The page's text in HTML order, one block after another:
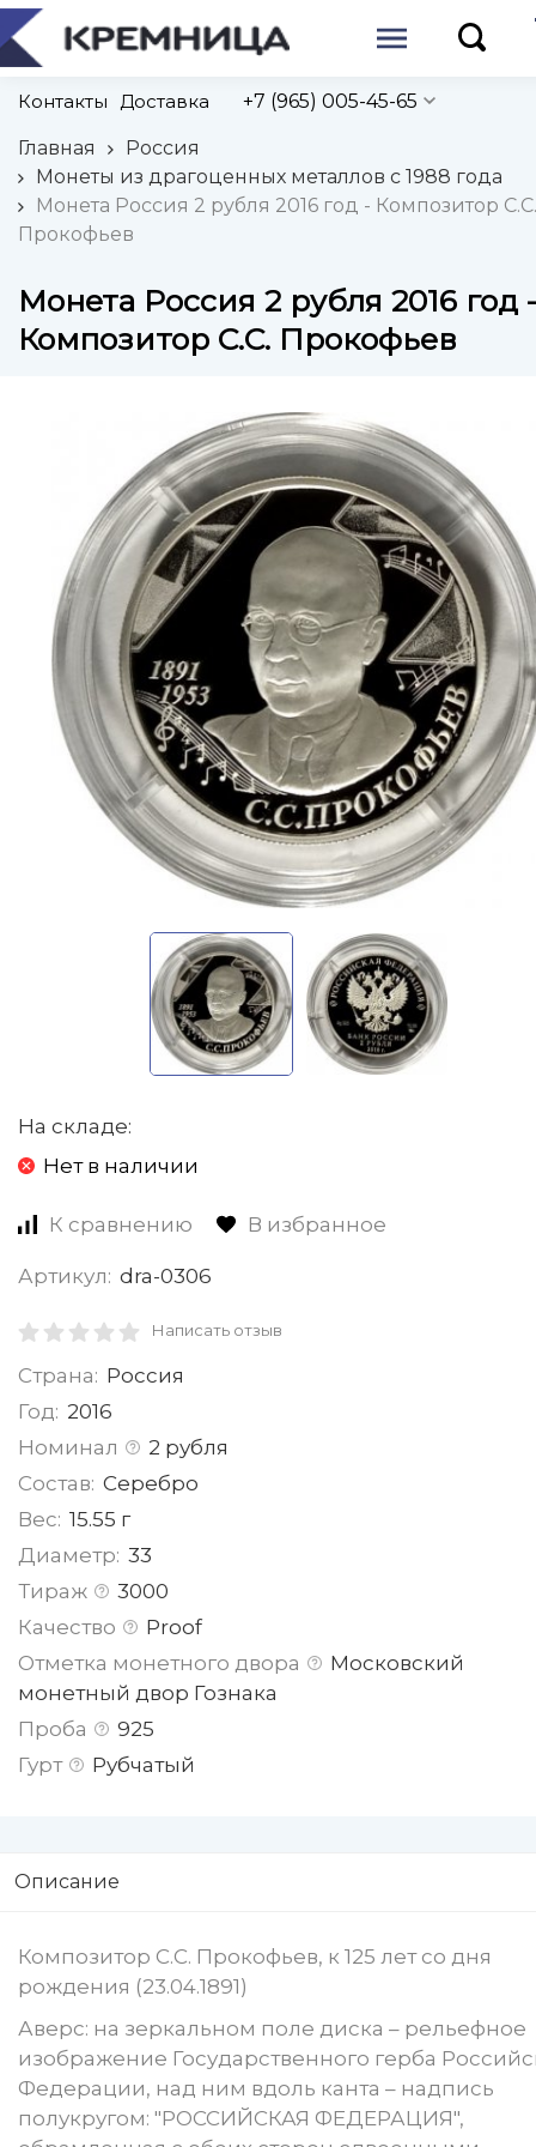
Контакты Доставка +7 (965) 005-45-65
Главная
Россия
Монеты из драгоценных металлов с 1988 года
Монета Россия 2 рубля 2016 год - Композитор С.С.
Прокофьев
Монета Россия 2 рубля 2016 год
Композитор С.С. Прокофьев
На складе:
Нет в наличии
К сравнению В избранное
Артикул: dra-0306
Написать отзыв
Страна: Россия
Год: 2016
Номинал
2 рубля
Состав: Серебро
Вес: 15.55 г
Диаметр: 33
Тираж
3000
Качество
Proof
Отметка монетного двора
Московский
монетный двор Гознака
Проба
925
Гурт
Рубчатый
Описание
Композитор С.С. Прокофьев, к 125 лет со дня
рождения (23.04.1891)
Аверс: на зеркальном поле диска – рельефное
изображение Государственного герба
Федерации, над ним вдоль канта – надпись
полукругом: "РОССИЙСКАЯ ФЕДЕРАЦИЯ",